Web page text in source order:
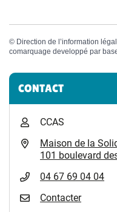
© Direction de l’information
comarquage developpé par
Informations
CONTACT
CCAS
Maison de la
101 boulevard
04 67 69 04 04
Contacter